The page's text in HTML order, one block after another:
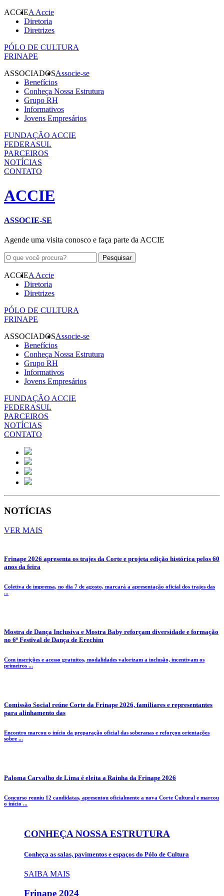
ACCIEA Accie
Diretoria
Diretrizes
PÓLO DE CULTURA
FRINAPE
ASSOCIADOSAssocie-se
Benefícios
Conheça Nossa Estrutura
Grupo RH
Informativos
Jovens Empresários
FUNDAÇÃO ACCIE
FEDERASUL
PARCEIROS
NOTÍCIAS
CONTATO
ACCIE
ASSOCIE-SE
Agende uma visita conosco e faça parte da ACCIE
ACCIEA Accie
Diretoria
Diretrizes
PÓLO DE CULTURA
FRINAPE
ASSOCIADOSAssocie-se
Benefícios
Conheça Nossa Estrutura
Grupo RH
Informativos
Jovens Empresários
FUNDAÇÃO ACCIE
FEDERASUL
PARCEIROS
NOTÍCIAS
CONTATO
NOTÍCIAS
VER MAIS
Frinape 2026 apresenta os trajes da Corte e projeta edição histórica pelos 60
anos da feira
Coletiva de imprensa, no dia 7 de agosto, marcará a apresentação oficial dos trajes das
...
Mostra de Dança Inclusiva e Mostra Baby reforçam diversidade e formação
no 6º Festival de Dança de Erechim
Com inscrições e acesso gratuitos, modalidades valorizam a inclusão, incentivam os
primeiros ...
Comissão Social reúne Corte da Frinape 2026, familiares e representantes
para alinhamento das
Encontro marcou o início da preparação oficial das soberanas e reforçou orientações
sobre ...
Paloma Carvalho de Lima é eleita a Rainha da Frinape 2026
Concurso reuniu 12 candidatas, apresentou oficialmente a nova Corte Cultural e marcou
o início ...
CONHEÇA NOSSA ESTRUTURA
Conheça as salas, pavimentos e espaços do Pólo de Cultura
SAIBA MAIS
Frinape 2024